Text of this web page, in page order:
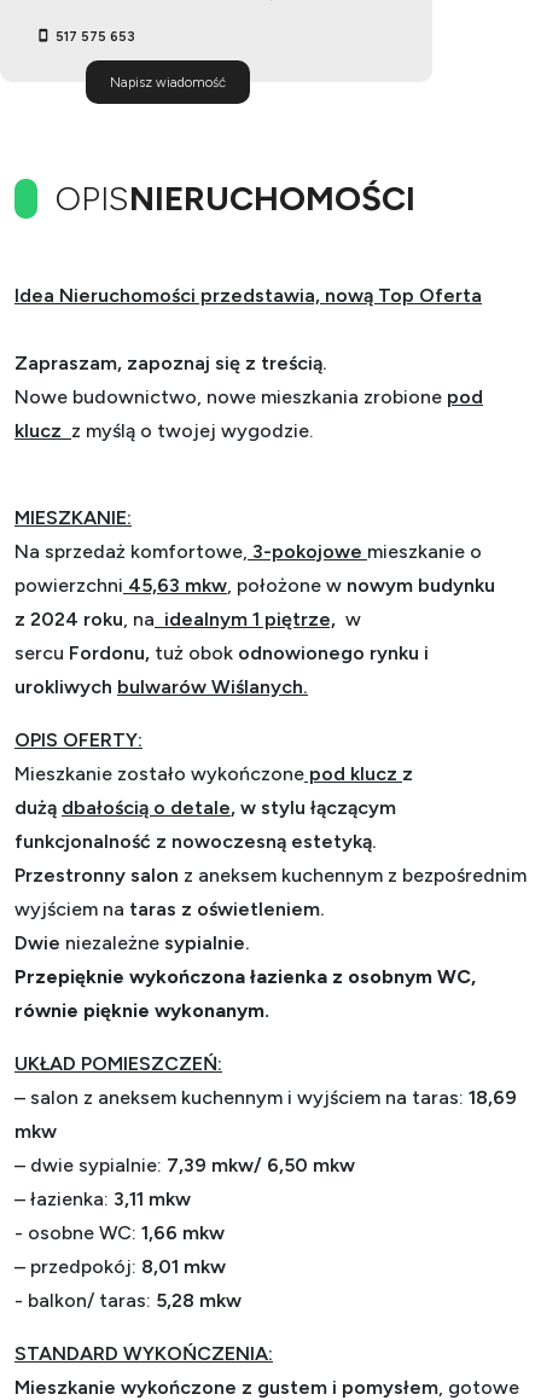
517 575 653
Napisz wiadomość
OPISNIERUCHOMOŚCI
Idea Nieruchomości przedstawia, nową Top Oferta
Zapraszam, zapoznaj się z treścią.
Nowe budownictwo, nowe mieszkania zrobione pod
klucz z myślą o twojej wygodzie.
MIESZKANIE:
Na sprzedaż komfortowe, 3-pokojowe mieszkanie o
powierzchni 45,63 mkw , położone w nowym budynku
z 2024 roku , na idealnym 1 piętrze, w
sercu Fordonu, tuż obok odnowionego rynku i
urokliwych bulwarów Wiślanych.
OPIS OFERTY:
Mieszkanie zostało wykończone pod klucz z
dużą dbałością o detale, w stylu łączącym
funkcjonalność z nowoczesną estetyką.
Przestronny salon z aneksem kuchennym z bezpośrednim
wyjściem na taras z oświetleniem.
Dwie niezależne sypialnie.
Przepięknie wykończona łazienka z osobnym WC,
równie pięknie wykonanym.
UKŁAD POMIESZCZEŃ:
– salon z aneksem kuchennym i wyjściem na taras: 18,69
mkw
– dwie sypialnie: 7,39 mkw/ 6,50 mkw
– łazienka: 3,11 mkw
- osobne WC: 1,66 mkw
– przedpokój: 8,01 mkw
- balkon/ taras: 5,28 mkw
STANDARD WYKOŃCZENIA:
Mieszkanie wykończone z gustem i pomysłem , gotowe